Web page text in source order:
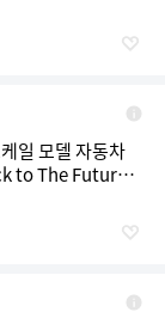
일 모델 자동차
to The Future